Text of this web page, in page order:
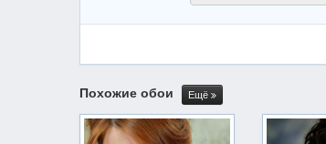
Похожие обои Ещё